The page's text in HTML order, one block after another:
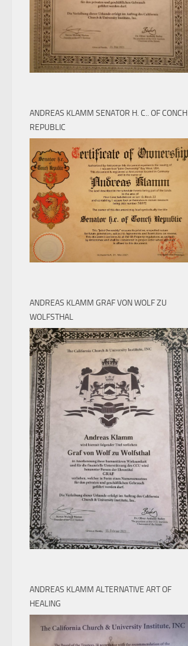
ANDREAS KLAMM SENATOR H. C.. OF CONCH
REPUBLIC
ANDREAS KLAMM GRAF VON WOLF ZU
WOLFSTHAL
ANDREAS KLAMM ALTERNATIVE ART OF
HEALING